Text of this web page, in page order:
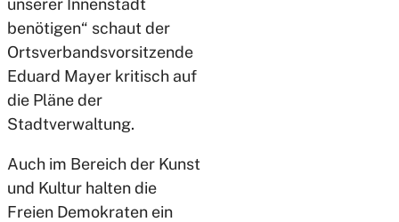
benötigen“ schaut der
Ortsverbandsvorsitzende
Eduard Mayer kritisch auf
die Pläne der
Stadtverwaltung.
Auch im Bereich der Kunst
und Kultur halten die
Freien Demokraten ein